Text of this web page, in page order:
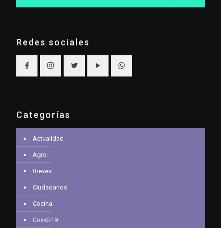
Redes sociales
Categorías
Actualidad
Agro
Breves
Ciudadanos
Cocina
Covid-19